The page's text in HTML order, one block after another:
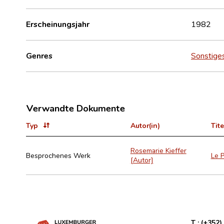
Erscheinungsjahr 1982
Genres
Verwandte Dokumente
Typ Autor(in)
Besprochenes Werk
Rosemarie Kieffer
[Autor]
Le